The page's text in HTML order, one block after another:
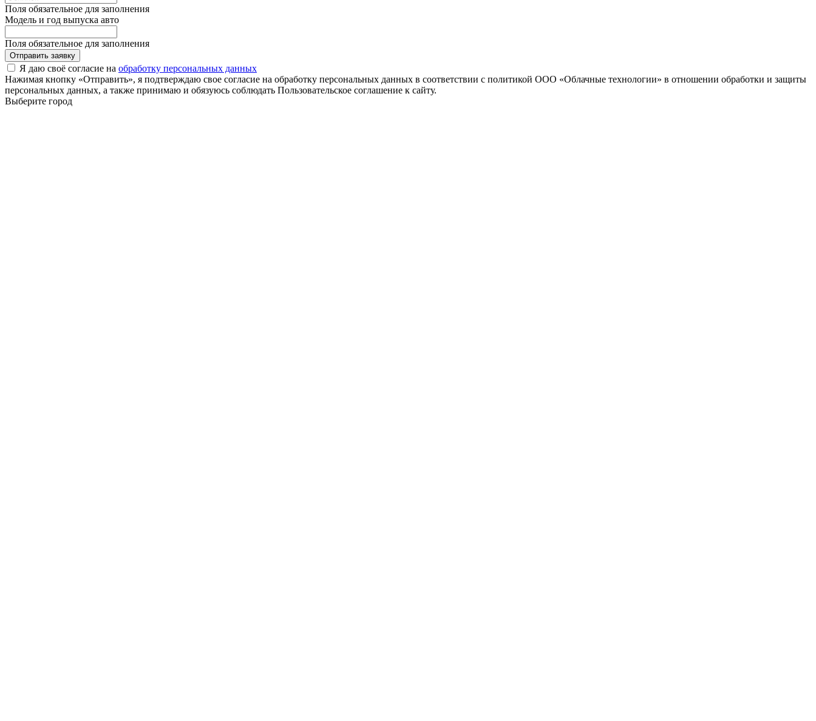
Поля обязательное для заполнения
Модель и год выпуска авто
Поля обязательное для заполнения
Отправить заявку
Я даю своё согласие на обработку персональных данных
Нажимая кнопку «Отправить», я подтверждаю свое согласие на обработку персональных данных в соответствии с политикой ООО «Облачные технологии» в отношении обработки и защиты
персональных данных, а также принимаю и обязуюсь соблюдать Пользовательское соглашение к сайту.
Выберите город